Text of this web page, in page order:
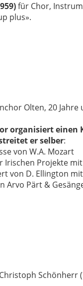
für Chor,
plus».
Olten, 20
organisiert einen
er selber:
von W.A. Mozart
Irischen Projekte
von D. Ellington
Arvo Pärt &
Schönherr